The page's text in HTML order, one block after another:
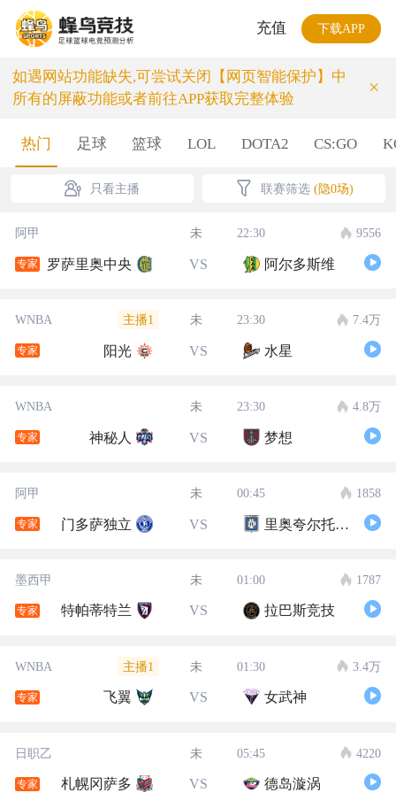
充值 下载APP
如遇网站功能缺失,可尝试关闭【网页智能保护】中
所有的屏蔽功能或者前往APP获取完整体验
×
热门 足球 篮球 LOL DOTA2 CS:GO
只看主播 联赛筛选 (隐0场)
阿甲 未 22:30 9556
专家 罗萨里奥中央 VS 阿尔多斯维
WNBA 主播1 未 23:30 7.4万
专家 阳光 VS 水星
WNBA 未 23:30 4.8万
专家 神秘人 VS 梦想
阿甲 未 00:45 1858
专家 门多萨独立 VS 里奥夸尔托学生队
墨西甲 未 01:00 1787
专家 特帕蒂特兰 VS 拉巴斯竞技
WNBA 主播1 未 01:30 3.4万
专家 飞翼 VS 女武神
日职乙 未 05:45 4220
专家 札幌冈萨多 VS 德岛漩涡